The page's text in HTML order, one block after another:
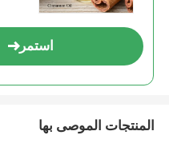
استمر
المنتجات الموصى بها